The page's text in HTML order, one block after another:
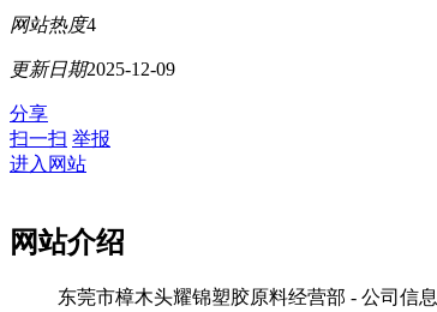
网站热度4
更新日期2025-12-09
分享
扫一扫 举报
进入网站
网站介绍
东莞市樟木头耀锦塑胶原料经营部 - 公司信息